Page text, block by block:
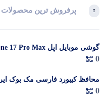
پرفروش ترین محصولات
گیگابایت (ZAA) – Not Active رجیستر شده
0
محافظ کیبورد فارسی مک بوک ایر 2018 تا 2020
0